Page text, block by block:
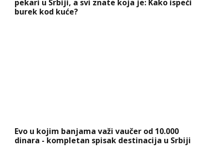
pekari u Srbiji, a svi znate koja je: Kako ispeći
burek kod kuće?
Evo u kojim banjama važi vaučer od 10.000
dinara - kompletan spisak destinacija u Srbiji